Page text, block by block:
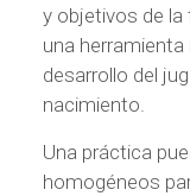
y objetivos de la
una
desarrollo del
nacimiento.
Una práctica
homogéneos